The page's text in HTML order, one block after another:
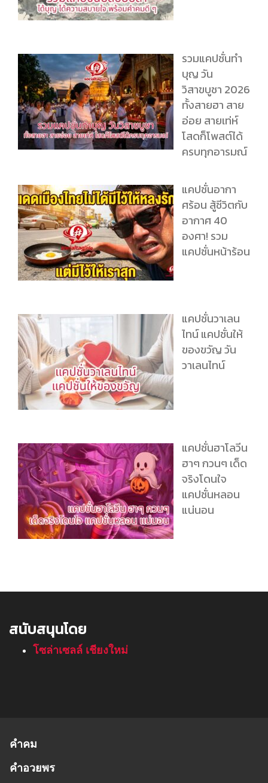
รวมแคปชั่นทำ
บุญ วัน
วิสาขบูชา 2026
ทั้งสายฮา สาย
อ่อย สายเท่ห์
โสดก็โพสต์ได้
ครบทุกอารมณ์
แคปชั่นอากา
ศร้อน สู้ชีวิตกับ
อากาศ 40
องศา! รวม
แคปชั่นหน้าร้อน
แคปชั่นวาเลน
ไทน์ แคปชั่นให้
ของขวัญ วัน
วาเลนไทน์
แคปชั่นฮาโลวีน
ฮาๆ กวนๆ เด็ด
จริงโดนใจ
แคปชั่นหลอน
แน่นอน
สนับสนุนโดย
โซล่าเซลล์ เชียงใหม่
คำคม
คำอวยพร